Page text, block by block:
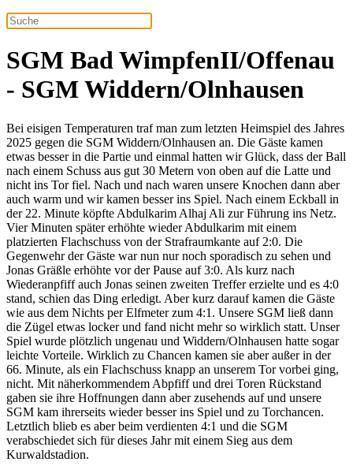
SGM Bad WimpfenII/Offenau
- SGM Widdern/Olnhausen
Bei eisigen Temperaturen traf man zum letzten Heimspiel des Jahres
2025 gegen die SGM Widdern/Olnhausen an. Die Gäste kamen
etwas besser in die Partie und einmal hatten wir Glück, dass der Ball
nach einem Schuss aus gut 30 Metern von oben auf die Latte und
nicht ins Tor fiel. Nach und nach waren unsere Knochen dann aber
auch warm und wir kamen besser ins Spiel. Nach einem Eckball in
der 22. Minute köpfte Abdulkarim Alhaj Ali zur Führung ins Netz.
Vier Minuten später erhöhte wieder Abdulkarim mit einem
platzierten Flachschuss von der Strafraumkante auf 2:0. Die
Gegenwehr der Gäste war nun nur noch sporadisch zu sehen und
Jonas Gräßle erhöhte vor der Pause auf 3:0. Als kurz nach
Wiederanpfiff auch Jonas seinen zweiten Treffer erzielte und es 4:0
stand, schien das Ding erledigt. Aber kurz darauf kamen die Gäste
wie aus dem Nichts per Elfmeter zum 4:1. Unsere SGM ließ dann
die Zügel etwas locker und fand nicht mehr so wirklich statt. Unser
Spiel wurde plötzlich ungenau und Widdern/Olnhausen hatte sogar
leichte Vorteile. Wirklich zu Chancen kamen sie aber außer in der
66. Minute, als ein Flachschuss knapp an unserem Tor vorbei ging,
nicht. Mit näherkommendem Abpfiff und drei Toren Rückstand
gaben sie ihre Hoffnungen dann aber zusehends auf und unsere
SGM kam ihrerseits wieder besser ins Spiel und zu Torchancen.
Letztlich blieb es aber beim verdienten 4:1 und die SGM
verabschiedet sich für dieses Jahr mit einem Sieg aus dem
Kurwaldstadion.